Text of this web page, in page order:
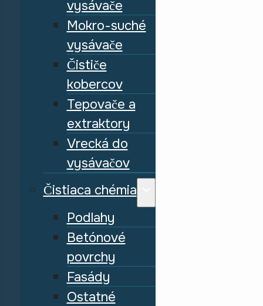
vysávače
Mokro-suché
vysávače
Čističe
kobercov
Tepovače a
extraktory
Vrecká do
vysávačov
Čistiaca chémia
Podlahy
Betónové
povrchy
Fasády
Ostatné